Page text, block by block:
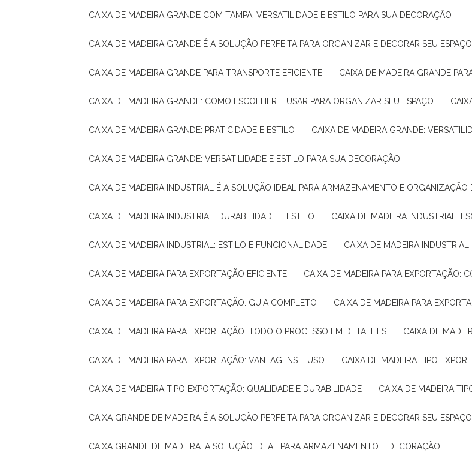
CAIXA DE MADEIRA GRANDE COM TAMPA: VERSATILIDADE E ESTILO PARA SUA DECORAÇÃO
CAIXA DE MADEIRA GRANDE É A SOLUÇÃO PERFEITA PARA ORGANIZAR E DECORAR SEU ESPAÇO
CAIXA DE MADEIRA GRANDE PARA TRANSPORTE EFICIENTE CAIXA DE MADEIRA GRANDE
CAIXA DE MADEIRA GRANDE: COMO ESCOLHER E USAR PARA ORGANIZAR SEU ESPAÇO
CAIXA DE MADEIRA GRANDE: PRATICIDADE E ESTILO CAIXA DE MADEIRA GRANDE:
CAIXA DE MADEIRA GRANDE: VERSATILIDADE E ESTILO PARA SUA DECORAÇÃO
CAIXA DE MADEIRA INDUSTRIAL É A SOLUÇÃO IDEAL PARA ARMAZENAMENTO E
CAIXA DE MADEIRA INDUSTRIAL: DURABILIDADE E ESTILO CAIXA DE MADEIRA INDUSTRIAL:
CAIXA DE MADEIRA INDUSTRIAL: ESTILO E FUNCIONALIDADE CAIXA DE MADEIRA
CAIXA DE MADEIRA PARA EXPORTAÇÃO EFICIENTE CAIXA DE MADEIRA PARA EXPORTAÇÃO:
CAIXA DE MADEIRA PARA EXPORTAÇÃO: GUIA COMPLETO CAIXA DE MADEIRA PARA
CAIXA DE MADEIRA PARA EXPORTAÇÃO: TODO O PROCESSO EM DETALHES CAIXA DE
CAIXA DE MADEIRA PARA EXPORTAÇÃO: VANTAGENS E USO CAIXA DE MADEIRA TIPO
CAIXA DE MADEIRA TIPO EXPORTAÇÃO: QUALIDADE E DURABILIDADE CAIXA DE MADEIRA
CAIXA GRANDE DE MADEIRA É A SOLUÇÃO PERFEITA PARA ORGANIZAR E DECORAR SEU ESPAÇO
CAIXA GRANDE DE MADEIRA: A SOLUÇÃO IDEAL PARA ARMAZENAMENTO E DECORAÇÃO